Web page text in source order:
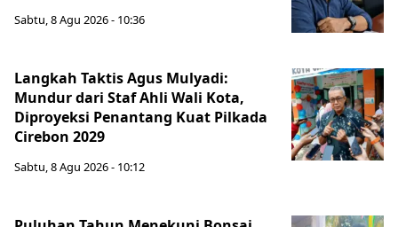
Sabtu, 8 Agu 2026 - 10:36
Langkah Taktis Agus Mulyadi:
Mundur dari Staf Ahli Wali Kota,
Diproyeksi Penantang Kuat Pilkada
Cirebon 2029
Sabtu, 8 Agu 2026 - 10:12